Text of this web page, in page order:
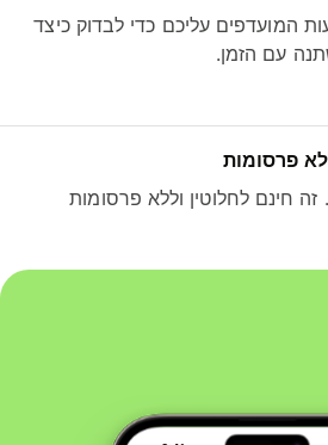
עליכם כדי לבדוק כיצד
עם הזמן.
פרסומות
חינם לחלוטין וללא פרסומות